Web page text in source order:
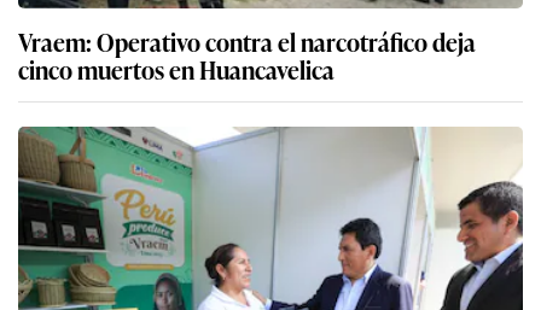
Vraem: Operativo contra el narcotráfico deja
cinco muertos en Huancavelica